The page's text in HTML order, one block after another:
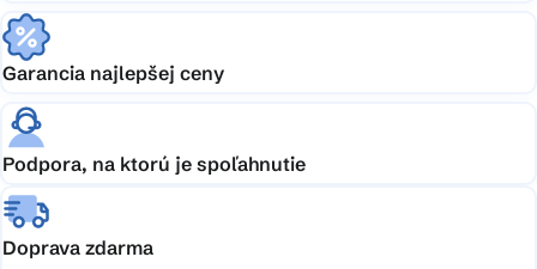
Garancia najlepšej ceny
Podpora, na ktorú je spoľahnutie
Doprava zdarma